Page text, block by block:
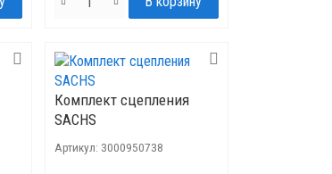
Комплект сцепления
SACHS
Артикул: 3000950738